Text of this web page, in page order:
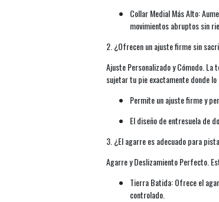
Collar Medial Más Alto:
movimientos abruptos sin
2. ¿Ofrecen un ajuste firme sin
Ajuste Personalizado y Cómodo.
sujetar tu pie exactamente donde
Permite un ajuste firme y
El diseño de entresuela de
3. ¿El agarre es adecuado para
Agarre y Deslizamiento Perfecto.
Tierra Batida: Ofrece el
controlado.